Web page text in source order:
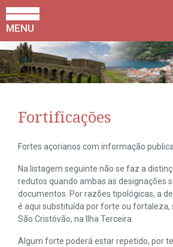
MENU
Fortificações
Fortes açorianos com informação
Na listagem seguinte não se faz a
redutos quando ambas as designações
documentos. Por razões tipológicas, a
é aqui substituída por forte ou fortaleza,
São Cristóvão, na Ilha Terceira.
Algum forte poderá estar repetido, por